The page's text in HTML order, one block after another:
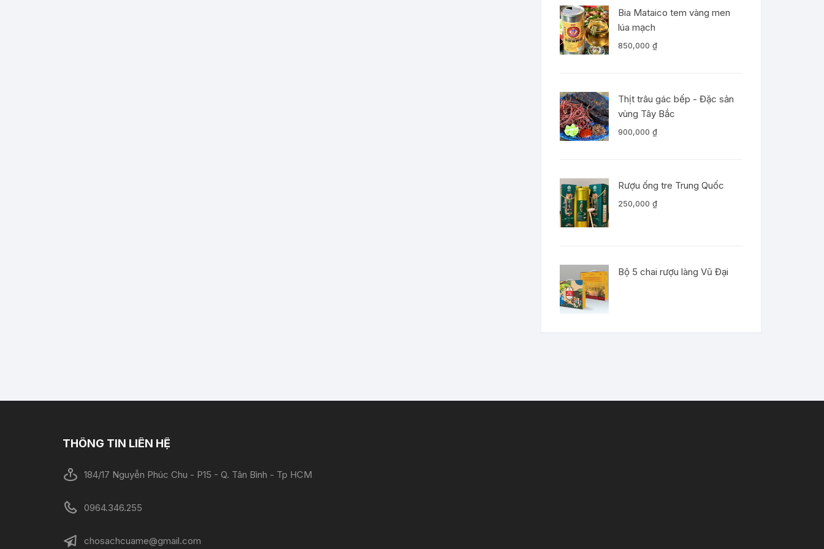
Bia Mataico tem vàng men
lúa mạch
850,000 ₫
Thịt trâu gác bếp - Đặc sản
vùng Tây Bắc
900,000 ₫
Rượu ống tre Trung Quốc
250,000 ₫
Bộ 5 chai rượu làng Vũ Đại
THÔNG TIN LIÊN HỆ
184/17 Nguyễn Phúc Chu - P15 - Q. Tân Bình - Tp HCM
0964.346.255
chosachcuame@gmail.com